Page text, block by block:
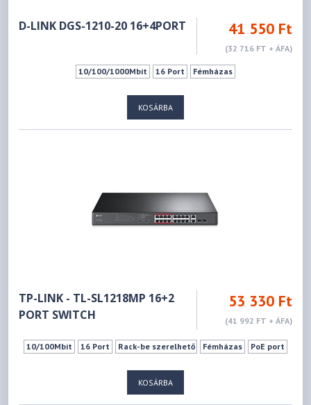
D-LINK DGS-1210-20 16+4PORT 41 550 Ft
(32 716 FT + ÁFA)
10/100/1000Mbit 16 Port Fémházas
KOSÁRBA
TP-LINK - TL-SL1218MP 16+2
PORT SWITCH
53 330 Ft
(41 992 FT + ÁFA)
10/100Mbit 16 Port Rack-be szerelhető Fémházas PoE port
KOSÁRBA